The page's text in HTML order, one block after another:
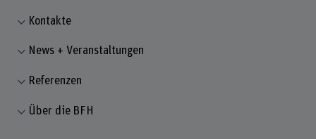
Kontakte
News + Veranstaltungen
Referenzen
Über die BFH